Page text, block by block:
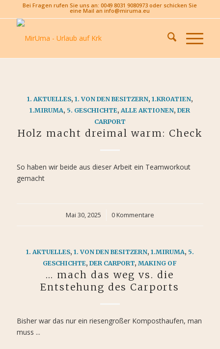
Bei Fragen rufen Sie uns an: 0049 8031 9080973 oder schicken Sie
eine Mail an info@miruma.eu
1. AKTUELLES, 1. VON DEN BESITZERN, 1.KROATIEN,
1.MIRUMA, 5. GESCHICHTE,ALLE AKTIONEN,DER
CARPORT
Holz macht dreimal warm: Check
So haben wir beide aus dieser Arbeit ein Teamworkout
gemacht
Mai 30, 2025
/ 0 Kommentare
1. AKTUELLES, 1. VON DEN BESITZERN, 1.MIRUMA, 5.
GESCHICHTE,DER CARPORT,MAKING OF
… mach das weg vs. die
Entstehung des Carports
Bisher war das nur ein riesengroßer Komposthaufen, man
muss ...